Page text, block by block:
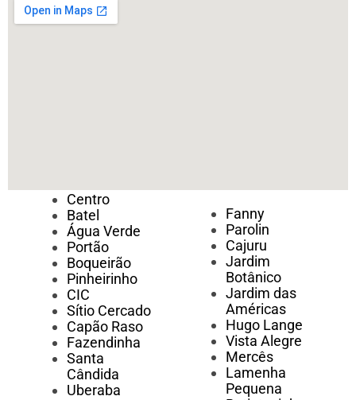
Centro
Batel
Água Verde
Portão
Boqueirão
Pinheirinho
CIC
Sítio Cercado
Capão Raso
Fazendinha
Santa
Cândida
Uberaba
Fanny
Parolin
Cajuru
Jardim
Botânico
Jardim das
Américas
Hugo Lange
Vista Alegre
Mercês
Lamenha
Pequena